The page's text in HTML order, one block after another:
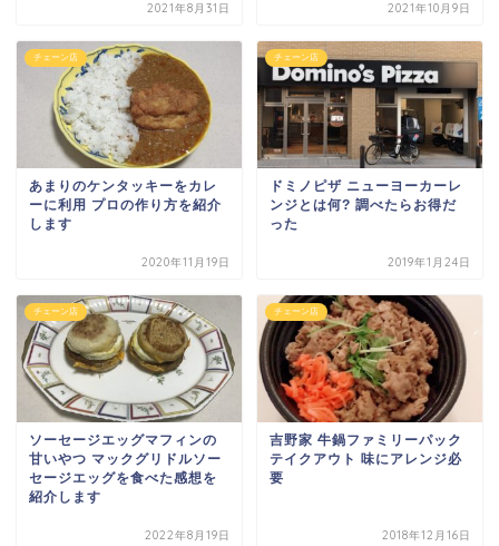
2021年8月31日 2021年10月9日
チェーン店
あまりのケンタッキーをカレ
ーに利用 プロの作り方を紹介
します
2020年11月19日
チェーン店
ドミノピザ ニューヨーカーレ
ンジとは何? 調べたらお得だ
った
2019年1月24日
チェーン店
ソーセージエッグマフィンの
甘いやつ マックグリドルソー
セージエッグを食べた感想を
紹介します
2022年8月19日
チェーン店
吉野家 牛鍋ファミリーパック
テイクアウト 味にアレンジ必
要
2018年12月16日